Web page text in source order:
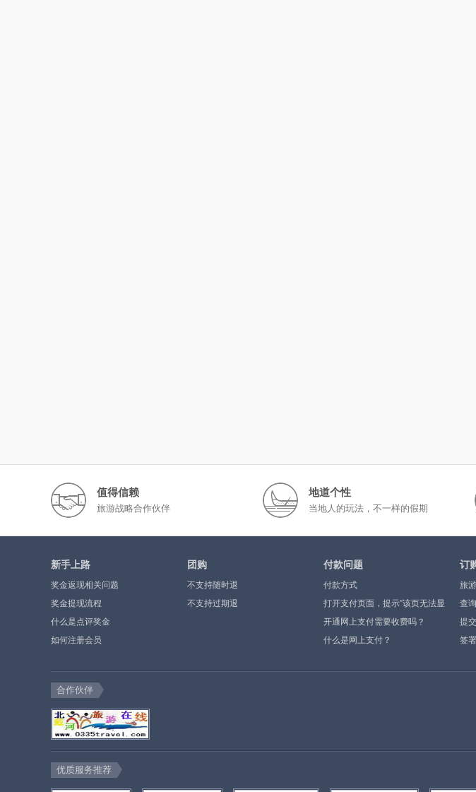
值得信赖
旅游战略合作伙伴
地道个性
当地人的玩法，不一样的假期
新手上路
奖金返现相关问题
奖金提现流程
什么是点评奖金
如何注册会员
团购
不支持随时退
不支持过期退
付款问题
付款方式
打开支付页面，提示”该页无法显
示”或空白页，可能是什么原因？
开通网上支付需要收费吗？
什么是网上支付？
订
旅
查询
提
签
合作伙伴
优质服务推荐